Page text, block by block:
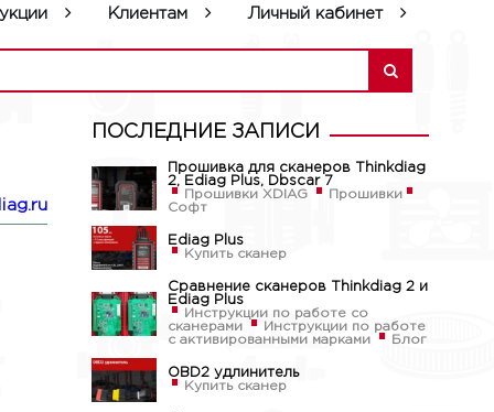
Клиентам Личный кабинет
ПОСЛЕДНИЕ ЗАПИСИ
Прошивка для сканеров Thinkdiag
2, Ediag Plus, Dbscar 7
Прошивки XDIAG
Прошивки
Софт
Ediag Plus
Купить сканер
Сравнение сканеров Thinkdiag 2 и
Ediag Plus
Инструкции по работе со
сканерами
Инструкции по работе
с активированными марками
Блог
OBD2 удлинитель
Купить сканер